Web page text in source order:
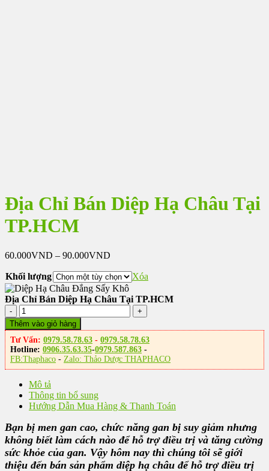
Địa Chỉ Bán Diệp Hạ Châu Tại
TP.HCM
60.000VND – 90.000VND
từ
60.000VND
đến
90.000VND
Khối lượng Xóa
Địa Chỉ Bán Diệp Hạ Châu Tại TP.HCM
Địa
Chỉ
Bán
Diệp
Hạ
Châu
TP.HCM
số
lượng
Thêm vào giỏ hàng
Tư Vấn: 0979.58.78.63 - 0979.58.78.63
Hotline: 0906.35.63.35-0979.587.863 -
FB:Thaphaco - Zalo: Thảo Dược THAPHACO
Mô tả
Thông tin bổ sung
Hướng Dẫn Mua Hàng & Thanh Toán
Bạn bị men gan cao, chức năng gan bị suy giảm nhưng
không biết làm cách nào để hỗ trợ điều trị và tăng cường
sức khỏe của gan. Vậy hôm nay thì chúng tôi sẽ giới
thiệu đến bán sản phẩm diệp hạ châu để hỗ trợ điều trị